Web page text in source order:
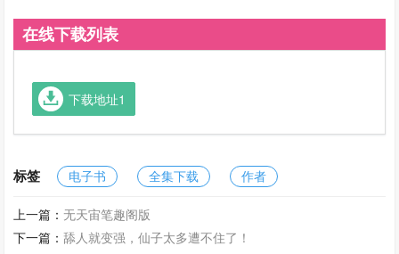
在线下载列表
下载地址1
标签 电子书 全集下载 作者
上一篇：无天宙笔趣阁版
下一篇：舔人就变强，仙子太多遭不住了！